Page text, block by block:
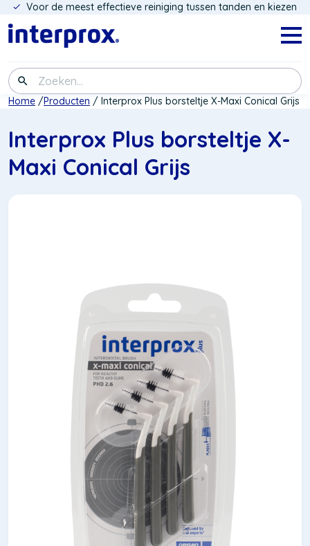
Overslaan
en
naar
inhoud
gaan
Zoeken
Voor de meest effectieve reiniging tussen tanden en kiezen
Kruimelpad
Home Producten Interprox Plus borsteltje X-Maxi Conical Grijs
Interprox Plus borsteltje X-
Maxi Conical Grijs